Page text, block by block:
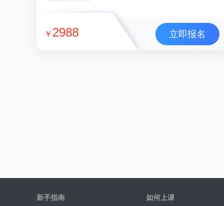
￥ 2988 立即报名
新手指南 如何上课